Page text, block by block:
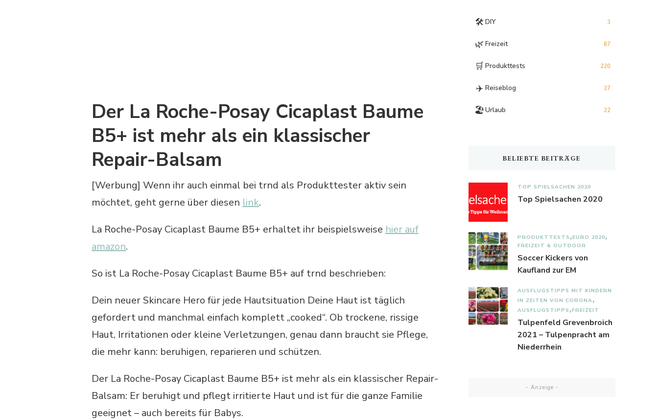
Der La Roche-Posay Cicaplast Baume
B5+ ist mehr als ein klassischer
Repair-Balsam
[Werbung] Wenn ihr auch einmal bei trnd als Produkttester aktiv sein
möchtet, geht gerne über diesen link.
La Roche-Posay Cicaplast Baume B5+ erhaltet ihr beispielsweise hier auf
amazon.
So ist La Roche-Posay Cicaplast Baume B5+ auf trnd beschrieben:
Dein neuer Skincare Hero für jede Hautsituation Deine Haut ist täglich
gefordert und manchmal einfach komplett „cooked“. Ob trockene, rissige
Haut, Irritationen oder kleine Verletzungen, genau dann braucht sie Pflege,
die mehr kann: beruhigen, reparieren und schützen.
Der La Roche-Posay Cicaplast Baume B5+ ist mehr als ein klassischer Repair-
Balsam: Er beruhigt und pflegt irritierte Haut und ist für die ganze Familie
geeignet – auch bereits für Babys.
🛠️ DIY 3
🌿 Freizeit 87
🛒 Produkttests 220
✈️ Reiseblog 27
🏖️Urlaub 22
BELIEBTE BEITRÄGE
TOP SPIELSACHEN 2020
Top Spielsachen 2020
PRODUKTTESTS EURO 2020
FREIZEIT & OUTDOOR
Soccer Kickers von
Kaufland zur EM
AUSFLUGSTIPPS MIT KINDERN
IN ZEITEN VON CORONA
AUSFLUGSTIPPS FREIZEIT
Tulpenfeld Grevenbroich
2021 – Tulpenpracht am
Niederrhein
- Anzeige -